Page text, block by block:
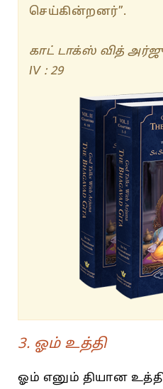
செய்கின்றனர்”.
காட் டாக்ஸ் வித்
IV : 29
3. ஓம் உத்தி
ஓம் எனும் தியான